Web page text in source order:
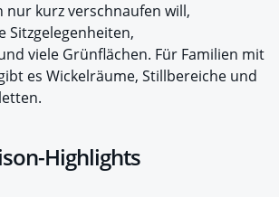
nur kurz verschnaufen will,
Sitzgelegenheiten,
viele Grünflächen. Für Familien mit
es Wickelräume, Stillbereiche und
Highlights